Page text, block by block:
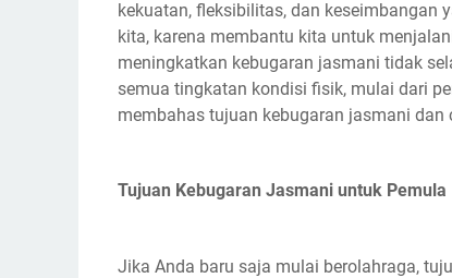
kekuatan, fleksibilitas, dan keseimbangan
kita, karena membantu kita untuk
meningkatkan kebugaran jasmani tidak
semua tingkatan kondisi fisik, mulai dari
membahas tujuan kebugaran jasmani
Tujuan Kebugaran Jasmani untuk Pemula
Jika Anda baru saja mulai berolahraga,